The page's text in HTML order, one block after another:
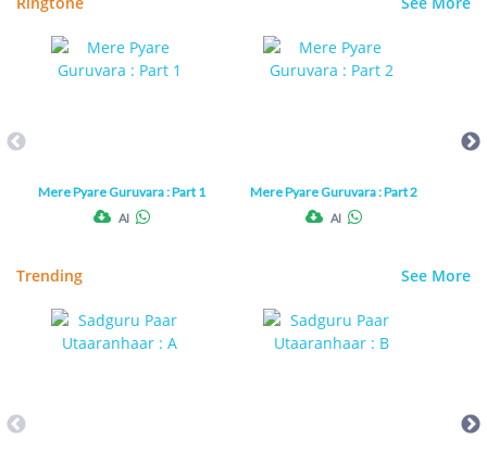
Mere Pyare Guruvara : Part 1
AI
Mere Pyare Guruvara : Part 2
AI
Trending See More